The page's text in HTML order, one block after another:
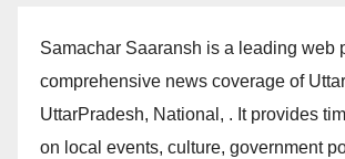
Samachar Saaransh is a leading web
comprehensive news coverage of
UttarPradesh, National, . It provides
on local events, culture, government